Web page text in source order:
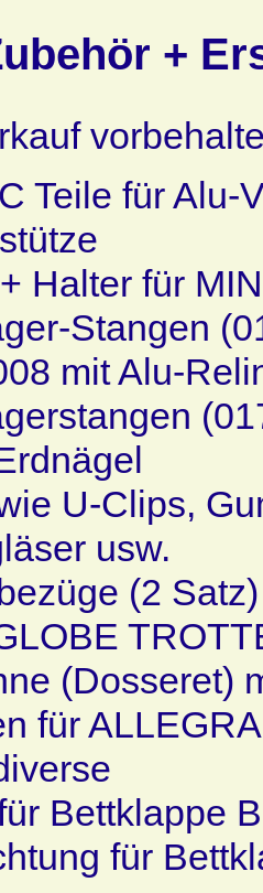
+
Teile für Alu-
Halter für
Stangen
mit Alu-
U-Clips,
usw.
(2
(Dosseret)
für
Bettklappe
für